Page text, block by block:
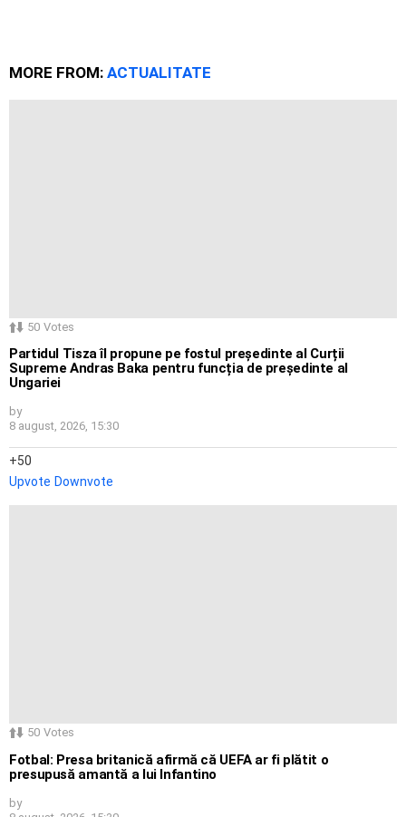
MORE FROM: ACTUALITATE
50 Votes
Partidul Tisza îl propune pe fostul președinte al Curții
Supreme Andras Baka pentru funcția de președinte al
Ungariei
by
8 august, 2026, 15:30
50
Upvote Downvote
50 Votes
Fotbal: Presa britanică afirmă că UEFA ar fi plătit o
presupusă amantă a lui Infantino
by